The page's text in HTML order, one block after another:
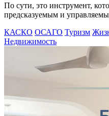
По сути, это инструмент,
предсказуемым и
КАСКО ОСАГО Туризм
Недвижимость